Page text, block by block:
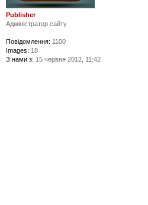
Publisher
Адміністратор сайту
Повідомлення: 1100
Images: 18
З нами з: 15 червня 2012, 11:42